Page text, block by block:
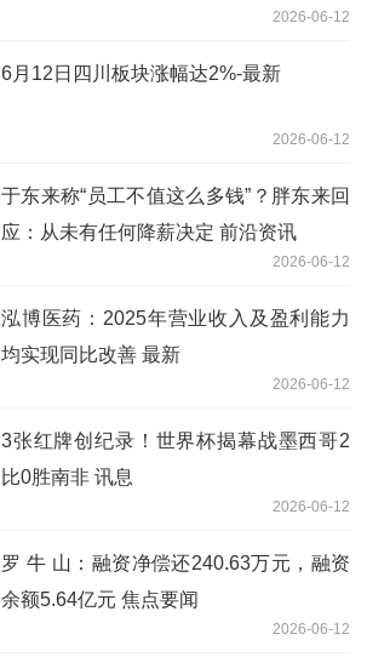
2026-06-12
6月12日四川板块涨幅达2%-最新
2026-06-12
于东来称“员工不值这么多钱”？胖东来回
应：从未有任何降薪决定 前沿资讯
2026-06-12
泓博医药：2025年营业收入及盈利能力
均实现同比改善 最新
2026-06-12
3张红牌创纪录！世界杯揭幕战墨西哥2
比0胜南非 讯息
2026-06-12
罗 牛 山：融资净偿还240.63万元，融资
余额5.64亿元 焦点要闻
2026-06-12